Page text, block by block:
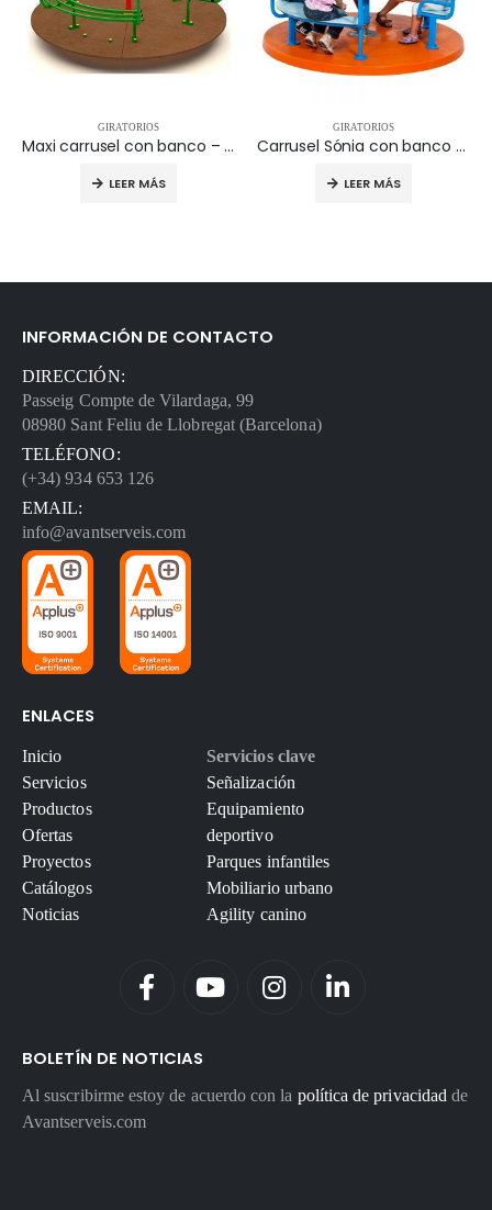
GIRATORIOS
Maxi carrusel con banco – GI307-13
LEER MÁS
GIRATORIOS
Carrusel Sónia con banco G/104.01
LEER MÁS
INFORMACIÓN DE CONTACTO
DIRECCIÓN:
Passeig Compte de Vilardaga, 99
08980 Sant Feliu de Llobregat (Barcelona)
TELÉFONO:
(+34) 934 653 126
EMAIL:
info@avantserveis.com
ENLACES
Inicio
Servicios
Productos
Ofertas
Proyectos
Catálogos
Noticias
Servicios clave
Señalización
Equipamiento
deportivo
Parques infantiles
Mobiliario urbano
Agility canino
BOLETÍN DE NOTICIAS
Al suscribirme estoy de acuerdo con la política de privacidad de
Avantserveis.com